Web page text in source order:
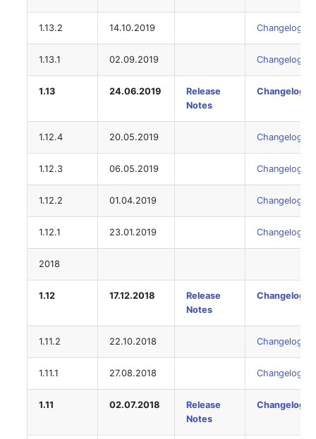
Laufwerk
Listener
Logbuch
Login
Logische Geräte (Client)
Logische Geräte (LDEV
Mobilfunk
Netz
Server
Service
Speichersystem
Stacking
Stadt
Steckdosenleiste
Switch
Switch Chassis
Systemdienst
Telefon
1.13.2 14.10.2019 Changelog
1.13.1 02.09.2019 Changelog
1.13 24.06.2019
Release
Notes
Changelog
1.12.4 20.05.2019 Changelog
1.12.3 06.05.2019 Changelog
1.12.2 01.04.2019 Changelog
1.12.1 23.01.2019 Changelog
2018
1.12 17.12.2018
Release
Notes
Changelog
1.11.2 22.10.2018 Changelog
1.11.1 27.08.2018 Changelog
1.11 02.07.2018
Release
Notes
Changelog